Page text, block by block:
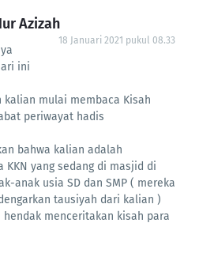
Azizah
18 Januari 2021 pukul 08.33
ini
kalian mulai membaca Kisah
periwayat hadis
bahwa kalian adalah
KKN yang sedang di masjid di
anak usia SD dan SMP ( mereka
tausiyah dari kalian )
hendak menceritakan kisah para